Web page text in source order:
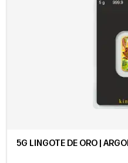
5G LINGOTE DE ORO |